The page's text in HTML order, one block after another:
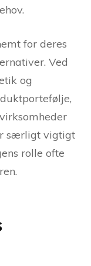
for deres
Ved
og
særligt vigtigt
rolle ofte